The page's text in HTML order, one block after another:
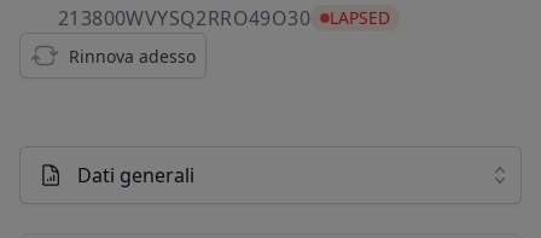
213800WVYSQ2RRO49O30
LAPSED
Rinnova adesso
Dati generali